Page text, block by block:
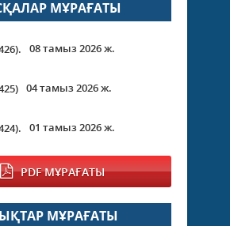
МҰРАҒАТЫ
08 тамыз 2026 ж.
04 тамыз 2026 ж.
01 тамыз 2026 ж.
PDF МҰРАҒАТЫ
МҰРАҒАТЫ